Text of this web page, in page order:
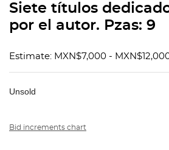
Siete títulos
por el autor. Pzas: 9
Estimate: MXN$7,000 -
Unsold
Bid increments chart